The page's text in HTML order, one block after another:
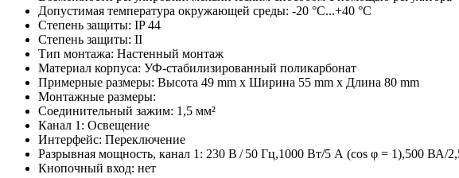
Допустимая температура окружающей среды: -20 °C...+40 °C
Степень защиты: IP 44
Степень защиты: II
Тип монтажа: Настенный монтаж
Материал корпуса: УФ-стабилизированный поликарбонат
Примерные размеры: Высота 49 mm x Ширина 55 mm x Длина 80 mm
Монтажные размеры:
Соединительный зажим: 1,5 мм²
Канал 1: Освещение
Интерфейс: Переключение
Разрывная мощность, канал 1: 230 В / 50 Гц,1000 Вт/5 А (cos φ = 1),500 ВА/
Кнопочный вход: нет